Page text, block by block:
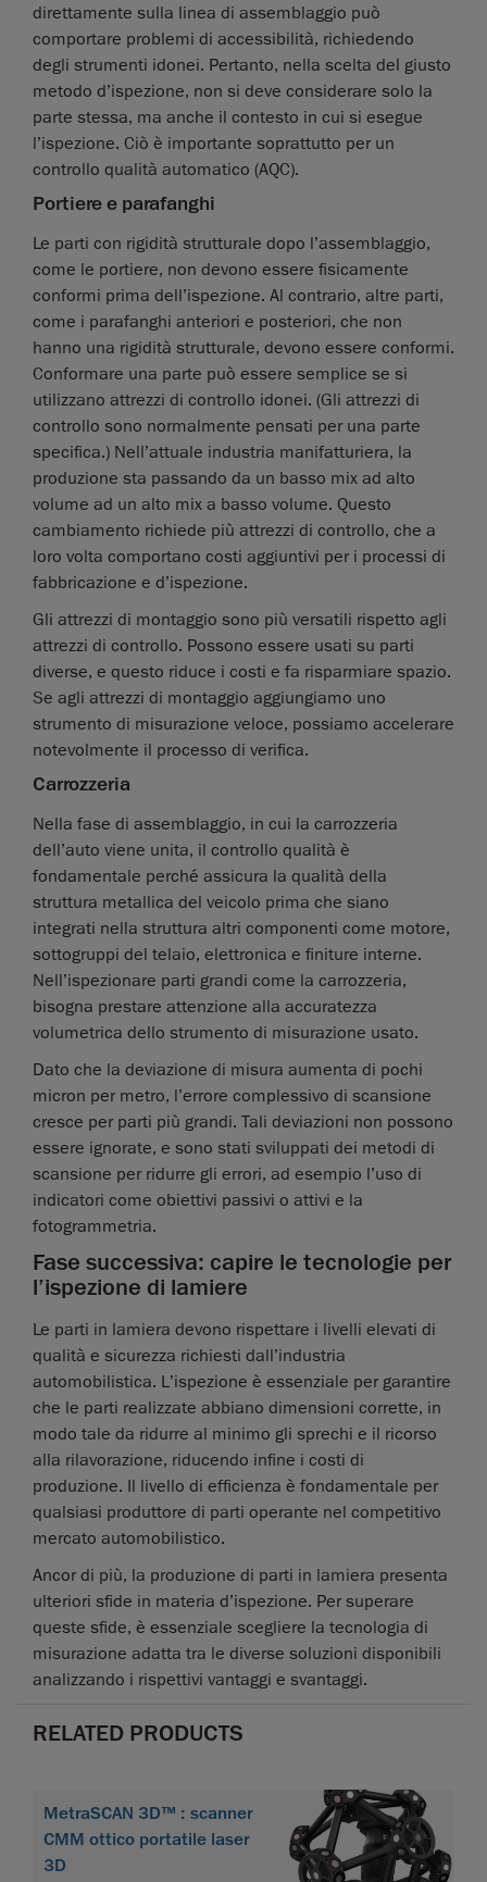
direttamente sulla linea di assemblaggio può
comportare problemi di accessibilità, richiedendo
degli strumenti idonei. Pertanto, nella scelta del giusto
metodo d’ispezione, non si deve considerare solo la
parte stessa, ma anche il contesto in cui si esegue
l’ispezione. Ciò è importante soprattutto per un
controllo qualità automatico (AQC).
Portiere e parafanghi
Le parti con rigidità strutturale dopo l’assemblaggio,
come le portiere, non devono essere fisicamente
conformi prima dell’ispezione. Al contrario, altre parti,
come i parafanghi anteriori e posteriori, che non
hanno una rigidità strutturale, devono essere conformi.
Conformare una parte può essere semplice se si
utilizzano attrezzi di controllo idonei. (Gli attrezzi di
controllo sono normalmente pensati per una parte
specifica.) Nell’attuale industria manifatturiera, la
produzione sta passando da un basso mix ad alto
volume ad un alto mix a basso volume. Questo
cambiamento richiede più attrezzi di controllo, che a
loro volta comportano costi aggiuntivi per i processi di
fabbricazione e d’ispezione.
Gli attrezzi di montaggio sono più versatili rispetto agli
attrezzi di controllo. Possono essere usati su parti
diverse, e questo riduce i costi e fa risparmiare spazio.
Se agli attrezzi di montaggio aggiungiamo uno
strumento di misurazione veloce, possiamo accelerare
notevolmente il processo di verifica.
Carrozzeria
Nella fase di assemblaggio, in cui la carrozzeria
dell’auto viene unita, il controllo qualità è
fondamentale perché assicura la qualità della
struttura metallica del veicolo prima che siano
integrati nella struttura altri componenti come motore,
sottogruppi del telaio, elettronica e finiture interne.
Nell’ispezionare parti grandi come la carrozzeria,
bisogna prestare attenzione alla accuratezza
volumetrica dello strumento di misurazione usato.
Dato che la deviazione di misura aumenta di pochi
micron per metro, l’errore complessivo di scansione
cresce per parti più grandi. Tali deviazioni non possono
essere ignorate, e sono stati sviluppati dei metodi di
scansione per ridurre gli errori, ad esempio l’uso di
indicatori come obiettivi passivi o attivi e la
fotogrammetria.
Fase successiva: capire le tecnologie per
l’ispezione di lamiere
Le parti in lamiera devono rispettare i livelli elevati di
qualità e sicurezza richiesti dall’industria
automobilistica. L’ispezione è essenziale per garantire
che le parti realizzate abbiano dimensioni corrette, in
modo tale da ridurre al minimo gli sprechi e il ricorso
alla rilavorazione, riducendo infine i costi di
produzione. Il livello di efficienza è fondamentale per
qualsiasi produttore di parti operante nel competitivo
mercato automobilistico.
Ancor di più, la produzione di parti in lamiera presenta
ulteriori sfide in materia d’ispezione. Per superare
queste sfide, è essenziale scegliere la tecnologia di
misurazione adatta tra le diverse soluzioni disponibili
analizzando i rispettivi vantaggi e svantaggi.
RELATED PRODUCTS
MetraSCAN 3D™ : scanner
CMM ottico portatile laser
3D